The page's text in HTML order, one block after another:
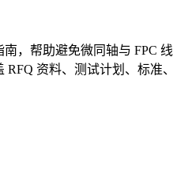
，帮助避免微同轴与 FPC 线
资料、测试计划、标准、